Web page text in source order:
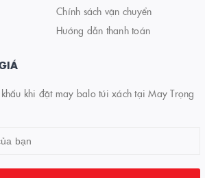
Chính sách vận chuyển
Hướng dẫn thanh toán
khi đặt may balo túi xách tại May Trọng